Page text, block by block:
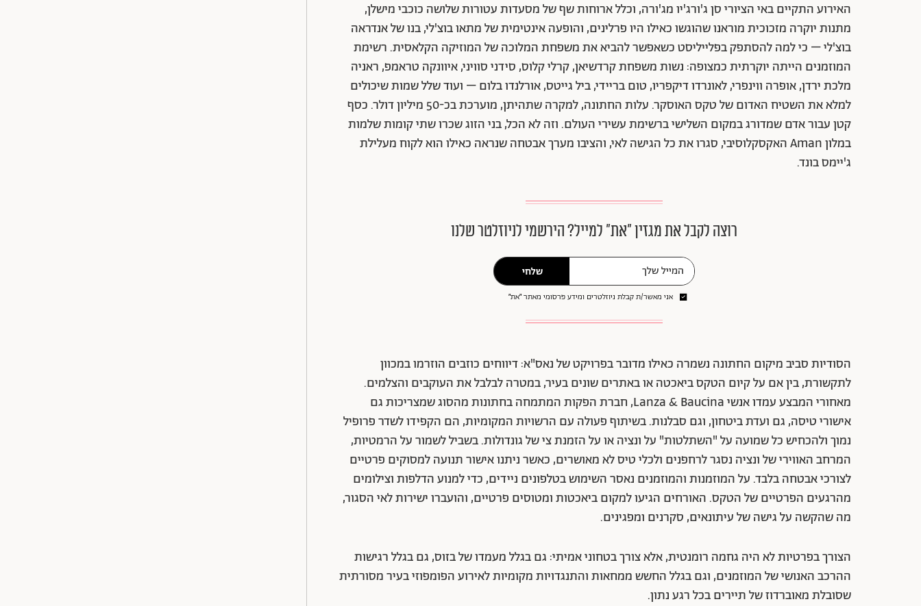
האירוע התקיים באי הציורי סן ג'ורג'יו מג'ורה, וכלל ארוחות שף של מסעדות עטורות שלושה כוכבי מישלן,
מתנות יוקרה מזכוכית מוראנו שהוגשו כאילו היו פרלינים, והופעה אינטימית של מתאו בוצ'לי, בנו של אנדראה
בוצ'לי – כי למה להסתפק בפלייליסט כשאפשר להביא את משפחת המלוכה של המוזיקה הקלאסית. רשימת
המוזמנים הייתה יוקרתית כמצופה: נשות משפחת קרדשיאן, קרלי קלוס, סידני סוויני, איוונקה טראמפ, ראניה
מלכת ירדן, אופרה ווינפרי, לאונרדו דיקפריו, טום בריידי, ביל גייטס, אורלנדו בלום – ועוד שלל שמות שיכולים
למלא את השטיח האדום של טקס האוסקר. עלות החתונה, למקרה שתהיתן, מוערכת בכ-50 מיליון דולר. כסף
קטן עבור אדם שמדורג במקום השלישי ברשימת עשירי העולם. וזה לא הכל, בני הזוג שכרו שתי קומות שלמות
במלון Aman האקסקלוסיבי, סגרו את כל הגישה לאי, והציבו מערך אבטחה שנראה כאילו הוא לקוח מעלילת
ג'יימס בונד.
רוצה לקבל את מגזין ״את״ למייל? הירשמי לניוזלטר שלנו
שלחי
אני מאשר/ת קבלת ניוזלטרים ומידע פרסומי מאתר ״את״
הסודיות סביב מיקום החתונה נשמרה כאילו מדובר בפרויקט של נאס"א: דיווחים כוזבים הוזרמו במכוון
לתקשורת, בין אם על קיום הטקס ביאכטה או באתרים שונים בעיר, במטרה לבלבל את העוקבים והצלמים.
מאחורי המבצע עמדו אנשי Lanza & Baucina, חברת הפקות המתמחה בחתונות מהסוג שמצריכות גם
אישורי טיסה, גם ועדת ביטחון, וגם סבלנות. בשיתוף פעולה עם הרשויות המקומיות, הם הקפידו לשדר פרופיל
נמוך ולהכחיש כל שמועה על "השתלטות" על ונציה או על הזמנת צי של גונדולות. בשביל לשמור על הרמטיות,
המרחב האווירי של ונציה נסגר לרחפנים ולכלי טיס לא מאושרים, כאשר ניתנו אישור תנועה למסוקים פרטיים
לצורכי אבטחה בלבד. על המוזמנות והמוזמנים נאסר השימוש בטלפונים ניידים, כדי למנוע הדלפות וצילומים
מהרגעים הפרטיים של הטקס. האורחים הגיעו למקום ביאכטות ומטוסים פרטיים, והועברו ישירות לאי הסגור,
מה שהקשה על גישה של עיתונאים, סקרנים ומפגינים.
הצורך בפרטיות לא היה גחמה רומנטית, אלא צורך בטחוני אמיתי: גם בגלל מעמדו של בזוס, גם בגלל רגישות
ההרכב האנושי של המוזמנים, וגם בגלל החשש ממחאות והתנגדויות מקומיות לאירוע הפומפוזי בעיר מסורתית
שסובלת מאוברדוז של תיירים בכל רגע נתון.